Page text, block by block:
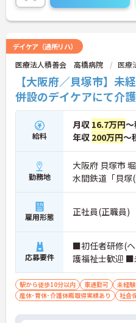
デイケア（通所リハ）
医療法人積善会 高橋病院 医療
【大阪府／貝塚市】
併設のデイケアにて介
給料
月収 16.7万円
年収 200万円～
勤務地
大阪府 貝塚市
水間鉄道「貝塚
雇用形態 正社員(正職員)
応募要件
■初任者研修(
護福祉士歓迎 ■
駅から徒歩10分以内 車通勤可 未経
産休･育休･介護休暇取得実績あり
社会